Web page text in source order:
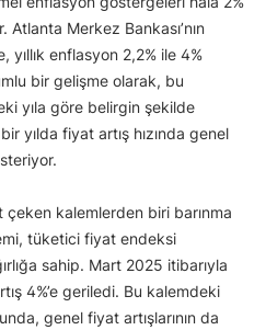
Merkez Bankası’nın
yıllık enflasyon 2,2% ile 4%
bir gelişme olarak, bu
yıla göre belirgin şekilde
yılda fiyat artış hızında genel
kalemlerden biri barınma
tüketici fiyat endeksi
sahip. Mart 2025 itibarıyla
4%’e geriledi. Bu kalemdeki
genel fiyat artışlarının da